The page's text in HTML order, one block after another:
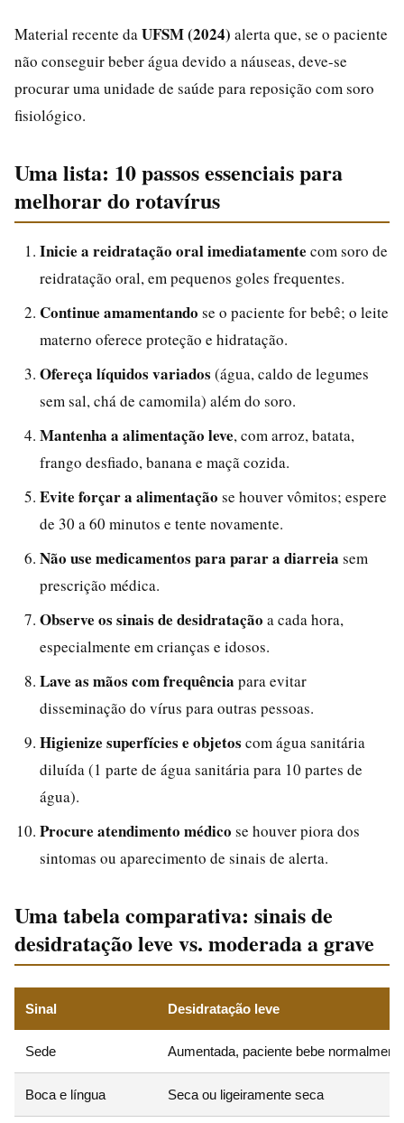
Material recente da UFSM (2024) alerta que, se o paciente
não conseguir beber água devido a náuseas, deve-se
procurar uma unidade de saúde para reposição com soro
fisiológico.
Uma lista: 10 passos essenciais para
melhorar do rotavírus
Inicie a reidratação oral imediatamente com soro de
reidratação oral, em pequenos goles frequentes.
Continue amamentando se o paciente for bebê; o leite
materno oferece proteção e hidratação.
Ofereça líquidos variados (água, caldo de legumes
sem sal, chá de camomila) além do soro.
Mantenha a alimentação leve, com arroz, batata,
frango desfiado, banana e maçã cozida.
Evite forçar a alimentação se houver vômitos; espere
de 30 a 60 minutos e tente novamente.
Não use medicamentos para parar a diarreia sem
prescrição médica.
Observe os sinais de desidratação a cada hora,
especialmente em crianças e idosos.
Lave as mãos com frequência para evitar
disseminação do vírus para outras pessoas.
Higienize superfícies e objetos com água sanitária
diluída (1 parte de água sanitária para 10 partes de
água).
Procure atendimento médico se houver piora dos
sintomas ou aparecimento de sinais de alerta.
Uma tabela comparativa: sinais de
desidratação leve vs. moderada a grave
Sinal Desidratação leve
Sede Aumentada, paciente bebe
Boca e língua Seca ou ligeiramente seca